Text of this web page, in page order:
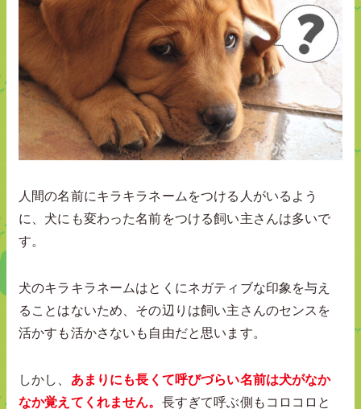
人間の名前にキラキラネームをつける人がいるよう
に、犬にも変わった名前をつける飼い主さんは多いで
す。
犬のキラキラネームはとくにネガティブな印象を与え
ることはないため、その辺りは飼い主さんのセンスを
活かすも活かさないも自由だと思います。
しかし、 あまりにも長くて呼びづらい名前は犬がなか
なか覚えてくれません。 長すぎて呼ぶ側もコロコロと